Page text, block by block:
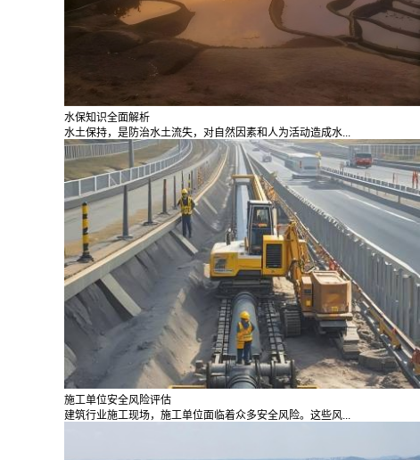
水保知识全面解析
水土保持，是防治水土流失，对自然因素和人为活动造成水...
施工单位安全风险评估
建筑行业施工现场，施工单位面临着众多安全风险。这些风...